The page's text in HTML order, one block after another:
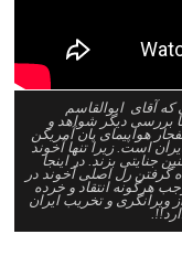
که آقای ابوالقاسم
بررسی دیگر شواهد و
هواپیمای پان آمریکن
است. زیرا تنها آخوند
جنایتی بزند. در اینجا
گرفتن رل اصلی آخوند در
هرگونه انتقاد و خرده
و تخریب ایران